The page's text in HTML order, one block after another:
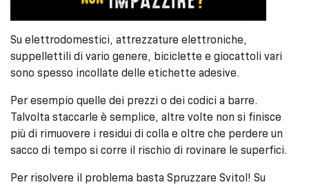
Su elettrodomestici, attrezzature elettroniche,
suppellettili di vario genere, biciclette e giocattoli vari
sono spesso incollate delle etichette adesive.
Per esempio quelle dei prezzi o dei codici a barre.
Talvolta staccarle è semplice, altre volte non si finisce
più di rimuovere i residui di colla e oltre che perdere un
sacco di tempo si corre il rischio di rovinare le superfici.
Per risolvere il problema basta Spruzzare Svitol! Su